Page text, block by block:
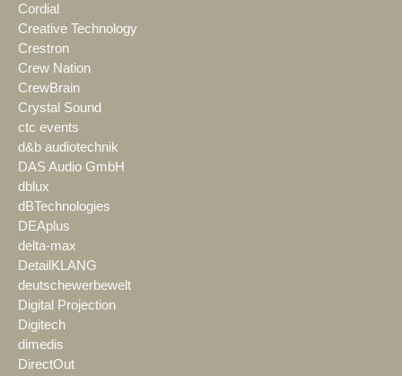
Cordial
Creative Technology
Crestron
Crew Nation
CrewBrain
Crystal Sound
ctc events
d&b audiotechnik
DAS Audio GmbH
dblux
dBTechnologies
DEAplus
delta-max
DetailKLANG
deutschewerbewelt
Digital Projection
Digitech
dimedis
DirectOut